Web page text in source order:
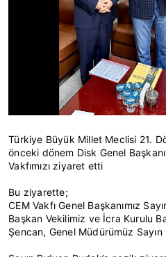
Türkiye Büyük Millet Meclisi 21.
önceki dönem Disk Genel
Vakfımızı ziyaret etti
Bu ziyarette;
CEM Vakfı Genel Başkanımız
Başkan Vekilimiz ve İcra Kurulu
Şencan, Genel Müdürümüz